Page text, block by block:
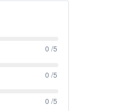
0 /5
0 /5
0 /5